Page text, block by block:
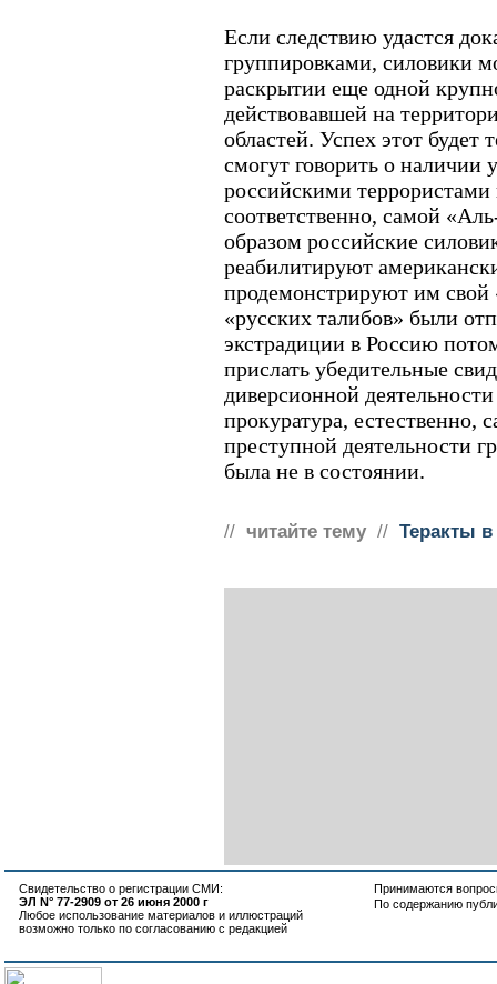
Если следствию удастся
группировками, силовики
раскрытии еще одной
действовавшей на
областей. Успех этот
смогут говорить о
российскими
соответственно, самой
образом российские
реабилитируют
продемонстрируют им свой
«русских талибов» были
экстрадиции в Россию
прислать убедительные
диверсионной
прокуратура, естественно,
преступной деятельности
была не в состоянии.
// читайте тему // Теракты
Свидетельство о регистрации СМИ:
ЭЛ N° 77-2909 от 26 июня 2000 г
Любое использование материалов и иллюстраций
возможно только по согласованию с редакцией
Принимаются
По содержанию